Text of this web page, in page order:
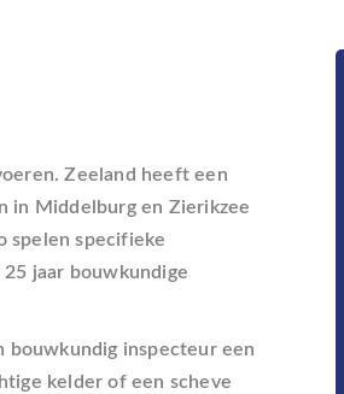
Zeeland heeft een
in Middelburg en Zierikzee
spelen specifieke
jaar bouwkundige
bouwkundig inspecteur een
kelder of een scheve